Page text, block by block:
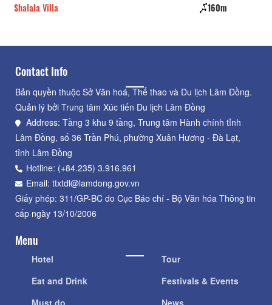
Shalala Villa 160m
Contact Info
Bản quyền thuộc Sở Văn hoá, Thể thao và Du lịch Lâm Đồng.
Quản lý bởi Trung tâm Xúc tiến Du lịch Lâm Đồng
Address: Tầng 3 khu 9 tầng, Trung tâm Hành chính tỉnh
Lâm Đồng, số 36 Trần Phú, phường Xuân Hương - Đà Lạt,
tỉnh Lâm Đồng
Hotline: (+84.235) 3.916.961
Email: ttxtdl@lamdong.gov.vn
Giấy phép: 311/GP-BC do Cục Báo chí - Bộ Văn hóa Thông tin
cấp ngày 13/10/2006
Menu
Hotel
Eat and Drink
Must do
Tour
Festivals & Events
News